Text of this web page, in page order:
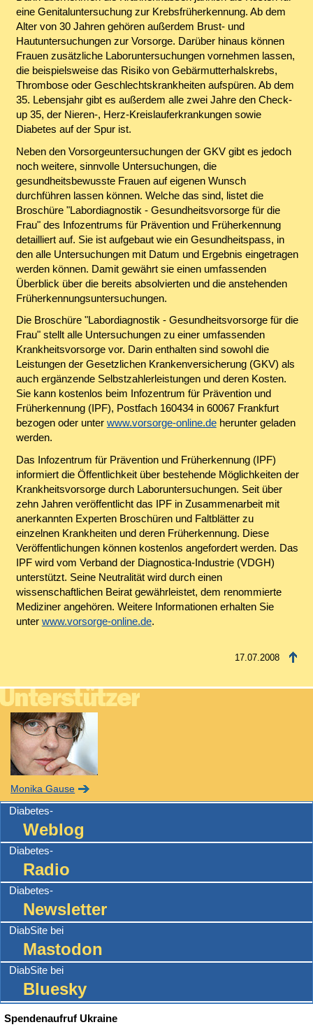
eine Genitaluntersuchung zur Krebsfrüherkennung. Ab dem
Alter von 30 Jahren gehören außerdem Brust- und
Hautuntersuchungen zur Vorsorge. Darüber hinaus können
Frauen zusätzliche Laboruntersuchungen vornehmen lassen,
die beispielsweise das Risiko von Gebärmutterhalskrebs,
Thrombose oder Geschlechtskrankheiten aufspüren. Ab dem
35. Lebensjahr gibt es außerdem alle zwei Jahre den Check-
up 35, der Nieren-, Herz-Kreislauferkrankungen sowie
Diabetes auf der Spur ist.
Neben den Vorsorgeuntersuchungen der GKV gibt es jedoch
noch weitere, sinnvolle Untersuchungen, die
gesundheitsbewusste Frauen auf eigenen Wunsch
durchführen lassen können. Welche das sind, listet die
Broschüre "Labordiagnostik - Gesundheitsvorsorge für die
Frau" des Infozentrums für Prävention und Früherkennung
detailliert auf. Sie ist aufgebaut wie ein Gesundheitspass, in
den alle Untersuchungen mit Datum und Ergebnis eingetragen
werden können. Damit gewährt sie einen umfassenden
Überblick über die bereits absolvierten und die anstehenden
Früherkennungsuntersuchungen.
Die Broschüre "Labordiagnostik - Gesundheitsvorsorge für die
Frau" stellt alle Untersuchungen zu einer umfassenden
Krankheitsvorsorge vor. Darin enthalten sind sowohl die
Leistungen der Gesetzlichen Krankenversicherung (GKV) als
auch ergänzende Selbstzahlerleistungen und deren Kosten.
Sie kann kostenlos beim Infozentrum für Prävention und
Früherkennung (IPF), Postfach 160434 in 60067 Frankfurt
bezogen oder unter www.vorsorge-online.deherunter geladen
werden.
Das Infozentrum für Prävention und Früherkennung (IPF)
informiert die Öffentlichkeit über bestehende Möglichkeiten der
Krankheitsvorsorge durch Laboruntersuchungen. Seit über
zehn Jahren veröffentlicht das IPF in Zusammenarbeit mit
anerkannten Experten Broschüren und Faltblätter zu
einzelnen Krankheiten und deren Früherkennung. Diese
Veröffentlichungen können kostenlos angefordert werden. Das
IPF wird vom Verband der Diagnostica-Industrie (VDGH)
unterstützt. Seine Neutralität wird durch einen
wissenschaftlichen Beirat gewährleistet, dem renommierte
Mediziner angehören. Weitere Informationen erhalten Sie
unter www.vorsorge-online.de.
17.07.2008
Monika Gause
Diabetes-
Weblog
Diabetes-
Radio
Diabetes-
Newsletter
DiabSite bei
Mastodon
DiabSite bei
Bluesky
Spendenaufruf Ukraine